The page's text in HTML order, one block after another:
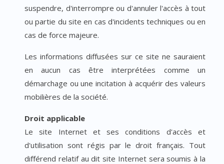
suspendre, d'interrompre ou d'annuler l'accès à tout
ou partie du site en cas d'incidents techniques ou en
cas de force majeure.
Les informations diffusées sur ce site ne sauraient
en aucun cas être interprétées comme un
démarchage ou une incitation à acquérir des valeurs
mobilières de la société.
Droit applicable
Le site Internet et ses conditions d'accès et
d'utilisation sont régis par le droit français. Tout
différend relatif au dit site Internet sera soumis à la